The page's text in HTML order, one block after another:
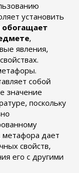
установить
,
явления,
собой
значение
поскольку
метафора дает
свойств,
его с другими